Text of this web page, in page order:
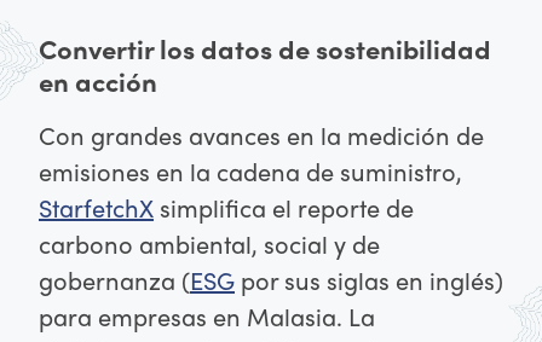
Convertir los datos de sostenibilidad
en acción
Con grandes avances en la medición de
emisiones en la cadena de suministro,
StarfetchX simplifica el reporte de
carbono ambiental, social y de
gobernanza (ESG por sus siglas en inglés)
para empresas en Malasia. La